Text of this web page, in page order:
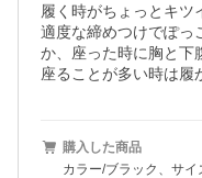
履く時がちょっとキ
適度な締めつけでぽっ
か、座った時に胸と下
座ることが多い時は履
購入した商品
カラー/ブラック、サイ